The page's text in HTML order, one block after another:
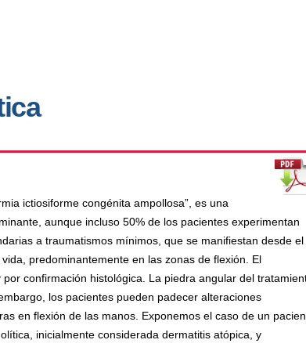
ictiosiforme congénita ampollosa”, es una
aunque incluso 50% de los pacientes experimentan
a traumatismos mínimos, que se manifiestan desde el
predominantemente en las zonas de flexión. El
confirmación histológica. La piedra angular del
los pacientes pueden padecer alteraciones
en flexión de las manos. Exponemos el caso de un
inicialmente considerada dermatitis atópica, y